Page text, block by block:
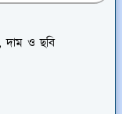
দাম ও ছবি